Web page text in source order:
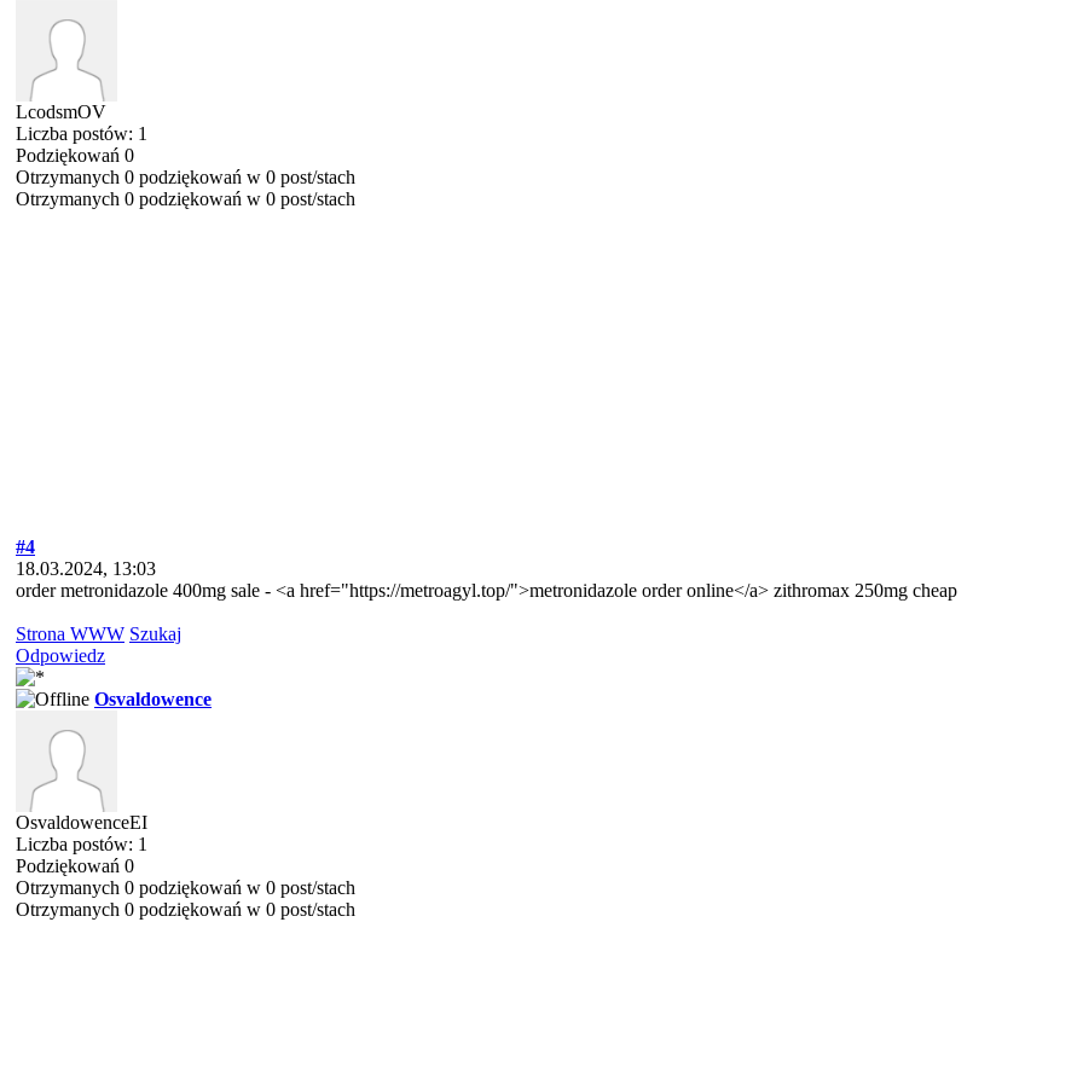
LcodsmOV
Liczba postów: 1
Podziękowań 0
Otrzymanych 0 podziękowań w 0 post/stach
Otrzymanych 0 podziękowań w 0 post/stach
#4
18.03.2024, 13:03
order metronidazole 400mg sale - <a href="https://metroagyl.top/">metronidazole order online</a> zithromax 250mg cheap
Strona WWW Szukaj
Odpowiedz
Osvaldowence
OsvaldowenceEI
Liczba postów: 1
Podziękowań 0
Otrzymanych 0 podziękowań w 0 post/stach
Otrzymanych 0 podziękowań w 0 post/stach